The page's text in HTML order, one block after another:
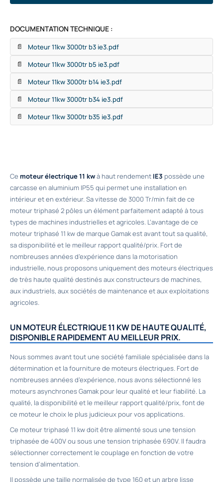
DOCUMENTATION TECHNIQUE :
📄 Moteur 11kw 3000tr b3 ie3.pdf
📄 Moteur 11kw 3000tr b5 ie3.pdf
📄 Moteur 11kw 3000tr b14 ie3.pdf
📄 Moteur 11kw 3000tr b34 ie3.pdf
📄 Moteur 11kw 3000tr b35 ie3.pdf
Ce moteur électrique 11 kwà haut rendement IE3 possède une
carcasse en aluminium IP55 qui permet une installation en
intérieur et en extérieur. Sa vitesse de 3000 Tr/min fait de ce
moteur triphasé 2 pôles un élément parfaitement adapté à tous
types de machines industrielles et agricoles. L’avantage de ce
moteur triphasé 11 kw de marque Gamak est avant tout sa qualité,
sa disponibilité et le meilleur rapport qualité/prix. Fort de
nombreuses années d’expérience dans la motorisation
industrielle, nous proposons uniquement des moteurs électriques
de très haute qualité destinés aux constructeurs de machines,
aux industriels, aux sociétés de maintenance et aux exploitations
agricoles.
UN MOTEUR ÉLECTRIQUE 11 KW DE HAUTE QUALITÉ,
DISPONIBLE RAPIDEMENT AU MEILLEUR PRIX.
Nous sommes avant tout une société familiale spécialisée dans la
détermination et la fourniture de moteurs électriques. Fort de
nombreuses années d’expérience, nous avons sélectionné les
moteurs asynchrones Gamak pour leur qualité et leur fiabilité. La
qualité, la disponibilité et le meilleur rapport qualité/prix, font de
ce moteur le choix le plus judicieux pour vos applications.
Ce moteur triphasé 11 kw doit être alimenté sous une tension
triphasée de 400V ou sous une tension triphasée 690V. Il faudra
sélectionner correctement le couplage en fonction de votre
tension d’alimentation.
Il possède une taille normalisée de type 160 et un arbre lisse